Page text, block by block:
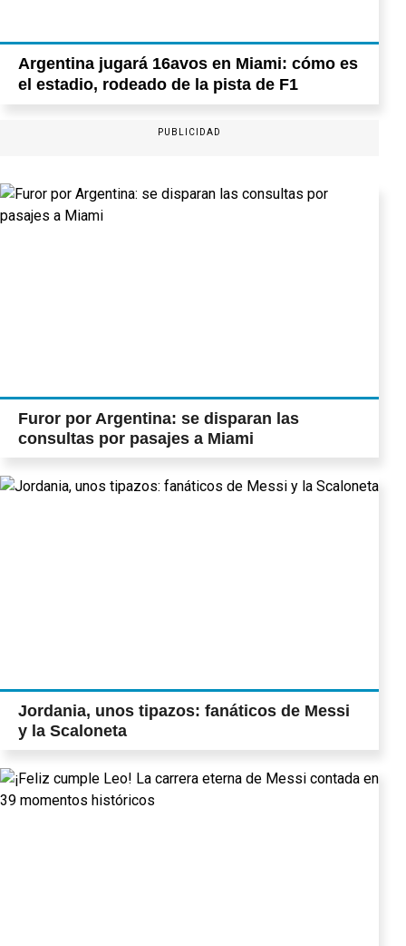
Argentina jugará 16avos en Miami: cómo es
el estadio, rodeado de la pista de F1
PUBLICIDAD
Furor por Argentina: se disparan las
consultas por pasajes a Miami
Jordania, unos tipazos: fanáticos de Messi
y la Scaloneta